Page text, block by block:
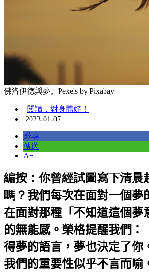
佛洛伊德與夢。Pexels by Pixabay
閱讀，對身體好！
2023-01-07
分享
傳送
A+
編按：你曾經試圖寫下清晨
嗎？ 我們每次在面對一個夢
在面對那種「不知道這個夢
的無能感。 榮格提醒我們：
得夢的語言，夢也決定了你
我們的重要性似乎不言而喻